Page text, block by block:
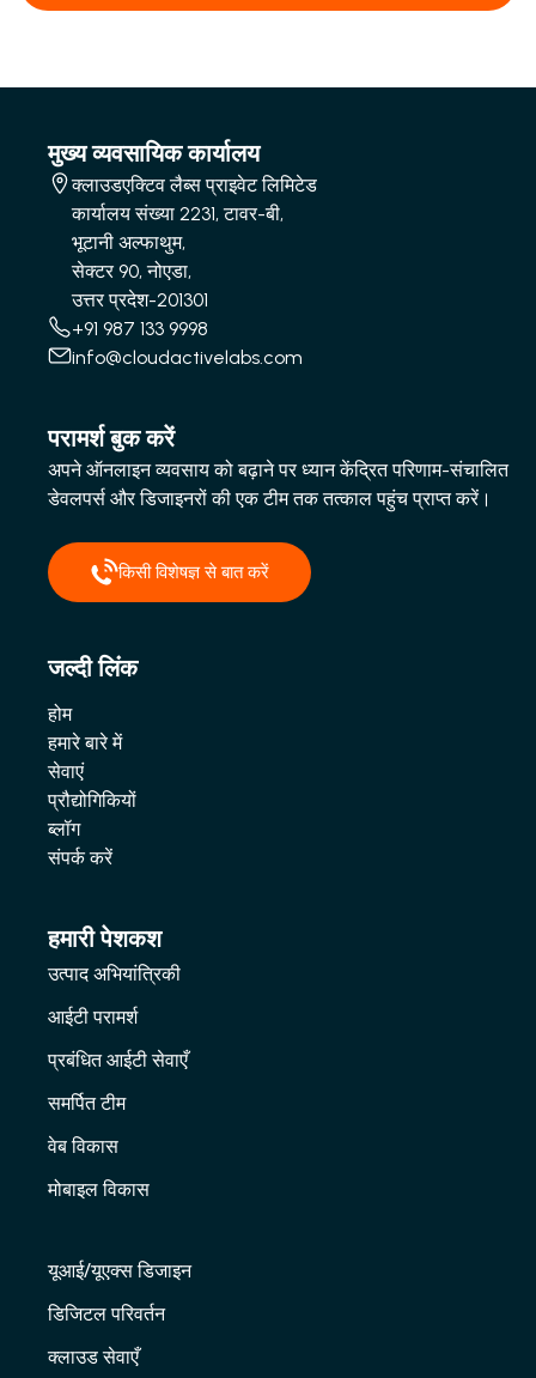
मुख्य व्यवसायिक कार्यालय
क्लाउडएक्टिव लैब्स प्राइवेट लिमिटेड
कार्यालय संख्या 2231, टावर-बी,
भूटानी अल्फाथुम,
सेक्टर 90, नोएडा,
उत्तर प्रदेश-201301
+91 987 133 9998
info@cloudactivelabs.com
परामर्श बुक करें
अपने ऑनलाइन व्यवसाय को बढ़ाने पर ध्यान केंद्रित परिणाम-संचालित
डेवलपर्स और डिजाइनरों की एक टीम तक तत्काल पहुंच प्राप्त करें।
किसी विशेषज्ञ से बात करें
जल्दी लिंक
होम
हमारे बारे में
सेवाएं
प्रौद्योगिकियों
ब्लॉग
संपर्क करें
हमारी पेशकश
उत्पाद अभियांत्रिकी
आईटी परामर्श
प्रबंधित आईटी सेवाएँ
समर्पित टीम
वेब विकास
मोबाइल विकास
यूआई/यूएक्स डिजाइन
डिजिटल परिवर्तन
क्लाउड सेवाएँ